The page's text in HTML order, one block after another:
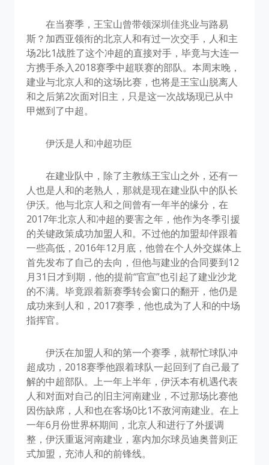
在当赛季，王宝山曾带领深圳佳兆业与路易
斯？加西亚领衔的北京人和有过一次交手，人和主
场2比1战胜了这个冲超的直接对手，毕竟与大连一
方携手杀入2018赛季中超联赛的部队。本周末晚，
建业与北京人和的这场比赛，也将是王宝山脱离人
和之后第2次面对旧主，只是这一次战场现已从中
甲燃到了中超。
伊沃是人和冲超功臣
在建业队中，除了主教练王宝山之外，还有一
人也是人和的老熟人，那就是现在建业队中的队长
伊沃。他与北京人和之间曾有一年半的缘分，在
2017年北京人和冲超的要害之年，他作为冬季引援
的关键政策成功加盟人和。不过他的加盟却伴跟着
一些高低，2016年12月底，他曾在个人外交媒体上
首先发布了自己的去向，但他与建业的合同要到12
月31日才到期，他的提前“官宣”也引起了建业沙龙
的不满。毕竟跟着新赛季转会窗口的翻开，他仍是
成功来到人和，2017赛季，他也成为了人和的中场
指挥官。
伊沃在加盟人和的第一个赛季，就帮忙球队冲
超成功，2018赛季他跟着球队一起回到了自己最了
解的中超部队。上一年上半年，伊沃本有机遇代表
人和对面对自己的旧主河南建业，不过那场比赛他
因伤缺席，人和也在客场0比1不敌河南建业。在上
一年6月份世界杯期间，北京人和进行了外援调
整，伊沃重返河南建业，塞内加尔球员迪奥普则正
式加盟，充沛人和的前锋线。